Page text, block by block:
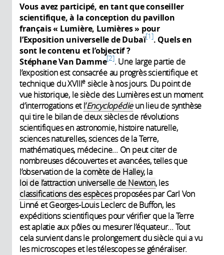
Vous avez participé, en tant que conseiller
scientifique, à la conception du pavillon
français « Lumière, Lumières » pour
l’Exposition universelle de Dubaï 1 . Quels en
sont le contenu et l’objectif ?
Stéphane Van Damme 2 . Une large partie de
l’exposition est consacrée au progrès scientifique et
technique du XVIIIe siècle à nos jours. Du point de
vue historique, le siècle des Lumières est un moment
d’interrogations etl’Encyclopédieun lieu de synthèse
qui tire le bilan de deux siècles de révolutions
scientifiques en astronomie, histoire naturelle,
sciences naturelles, sciences de la Terre,
mathématiques, médecine... On peut citer de
nombreuses découvertes et avancées, telles que
l’observation de la comète de Halley, la
loi de l’attraction universelle de Newton, les
classifications des espècesproposées par Carl Von
Linné et Georges-Louis Leclerc de Buffon, les
expéditions scientifiques pour vérifier que la Terre
est aplatie aux pôles ou mesurer l’équateur... Tout
cela survient dans le prolongement du siècle qui a vu
les microscopes et les télescopes se généraliser.